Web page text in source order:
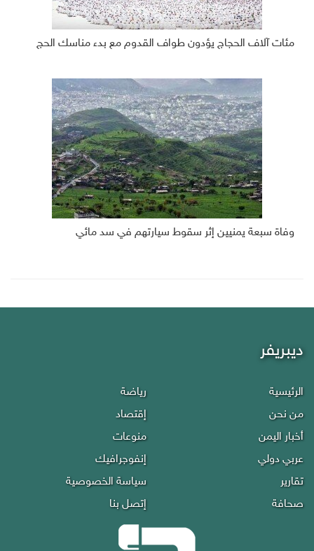
مئات آلاف الحجاج يؤدون طواف القدوم مع بدء مناسك الحج
وفاة سبعة يمنيين إثر سقوط سيارتهم في سد مائي
ديبريفر
الرئيسية
من نحن
أخبار اليمن
عربي دولي
تقارير
صحافة
رياضة
إقتصاد
منوعات
إنفوجرافيك
سياسة الخصوصية
إتصل بنا